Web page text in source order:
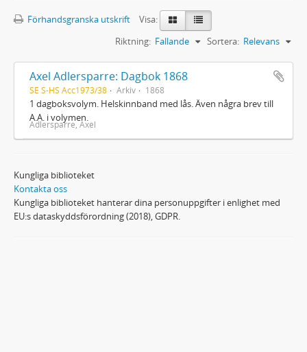
Förhandsgranska utskrift
Visa:
Sortera: Relevans
Riktning: Fallande
Axel Adlersparre: Dagbok 1868
SE S-HS Acc1973/38 Arkiv 1868
1 dagboksvolym. Helskinnband med lås. Även några brev till
A.A. i volymen.
Adlersparre, Axel
Kungliga biblioteket
Kontakta oss
Kungliga biblioteket hanterar dina personuppgifter i enlighet med
EU:s dataskyddsförordning (2018), GDPR.